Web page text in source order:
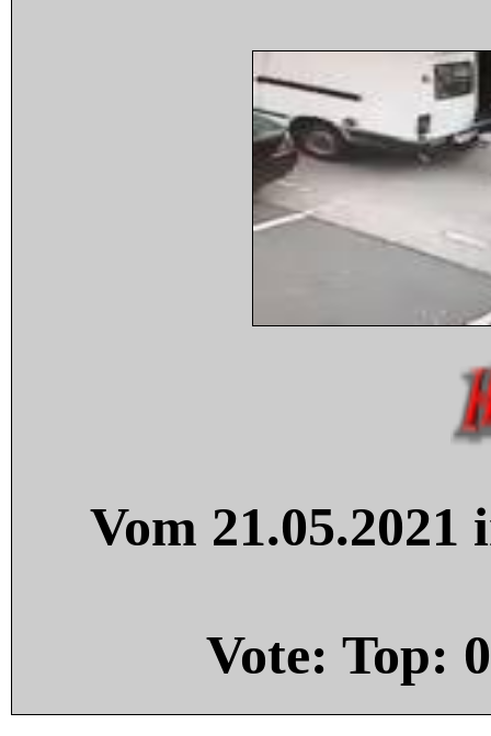
Vom
Vote: Top: 0